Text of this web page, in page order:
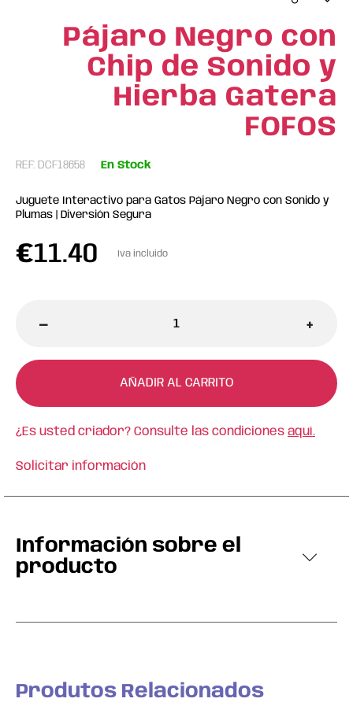
Pájaro Negro con
Chip de Sonido y
Hierba Gatera
FOFOS
REF: DCF18658 En Stock
Juguete Interactivo para Gatos Pájaro Negro con Sonido y
Plumas | Diversión Segura
€11.40 Iva incluido
- +
AÑADIR AL CARRITO
¿Es usted criador? Consulte las condiciones aquí.
Solicitar información
Información sobre el
producto
Produtos Relacionados